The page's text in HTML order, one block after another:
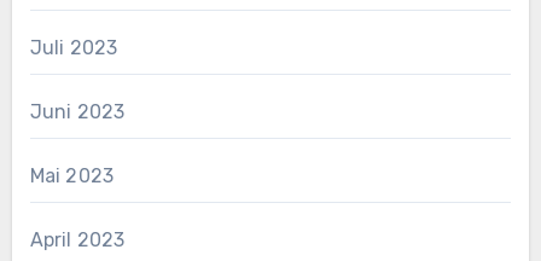
Juli 2023
Juni 2023
Mai 2023
April 2023